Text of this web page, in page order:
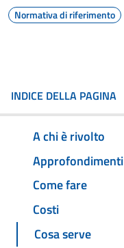
Normativa di riferimento
INDICE DELLA PAGINA
A chi è rivolto
Approfondimenti
Come fare
Costi
Cosa serve